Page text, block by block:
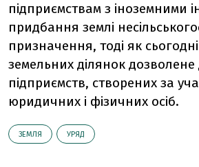
підприємствам з іноземними
придбання землі
призначення, тоді як
земельних ділянок дозволене
підприємств, створених за
юридичних і фізичних осіб.
ЗЕМЛЯ УРЯД